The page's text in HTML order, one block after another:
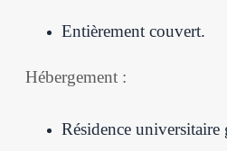
Entièrement couvert.
Hébergement :
Résidence universitaire